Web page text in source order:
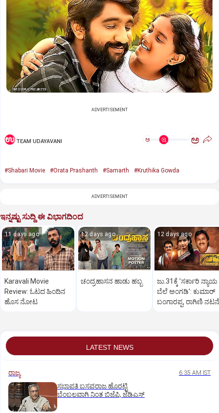
ADVERTISEMENT
TEAM UDAYAVANI ಅ ಅ
#Shabari Movie #Orata Prashanth #Samarth #Kruthika Gowda
ADVERTISEMENT
ಇನ್ನಷ್ಟು ಸುದ್ದಿ ಈ ವಿಭಾಗದಿಂದ
11 days ago
Karavali Movie
Review: ಓಟದ ಹಿಂದಿನ
ಹೊಸ ನೋಟ
12 days ago
ಚಂದ್ರಹಾಸನ ಹಾಡು ಹಬ್ಬ
12 days ago
ಜು.31ಕ್ಕೆ ʼಸರ್ಕಾರಿ ನ್ಯಾಯ
ಬೆಲೆ ಅಂಗಡಿʼ: ಕುಮಾರ್‌
ಬಂಗಾರಪ್ಪ, ರಾಗಿಣಿ ನಟನೆ
LATEST NEWS
ರಾಜ್ಯ 6:35 AM IST
ಸಭಾಪತಿ ಬಸವರಾಜ ಹೊರಟ್ಟಿ
ಬೆಂಬಲವಾಗಿ ನಿಂತ ಬಿಜೆಪಿ, ಜೆಡಿಎಸ್